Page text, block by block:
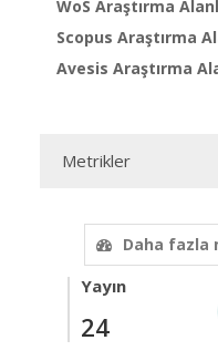
WoS Araştırma
Scopus Araştırma
Avesis Araştırma
Metrikler
Daha fazla
Yayın
24